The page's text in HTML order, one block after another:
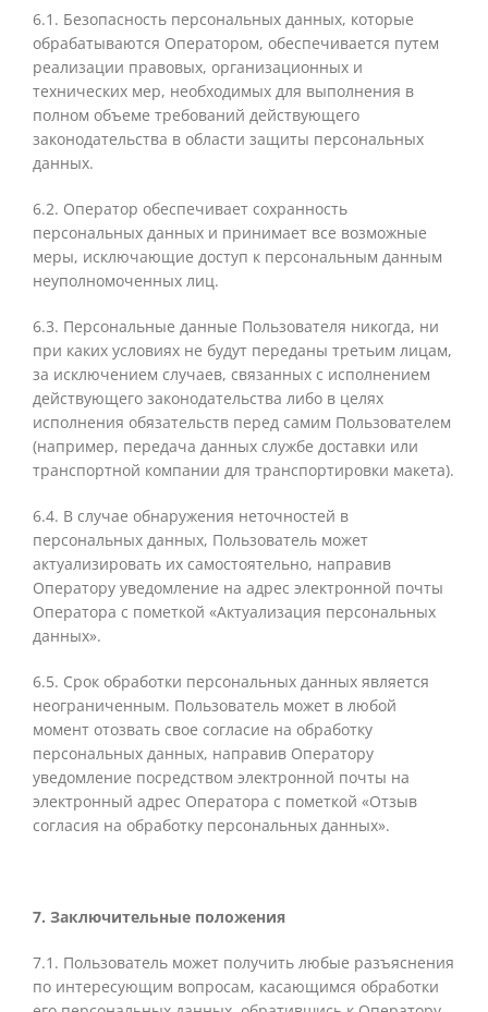
6.1. Безопасность персональных данных, которые
обрабатываются Оператором, обеспечивается путем
реализации правовых, организационных и
технических мер, необходимых для выполнения в
полном объеме требований действующего
законодательства в области защиты персональных
данных.
6.2. Оператор обеспечивает сохранность
персональных данных и принимает все возможные
меры, исключающие доступ к персональным данным
неуполномоченных лиц.
6.3. Персональные данные Пользователя никогда, ни
при каких условиях не будут переданы третьим лицам,
за исключением случаев, связанных с исполнением
действующего законодательства либо в целях
исполнения обязательств перед самим Пользователем
(например, передача данных службе доставки или
транспортной компании для транспортировки макета).
6.4. В случае обнаружения неточностей в
персональных данных, Пользователь может
актуализировать их самостоятельно, направив
Оператору уведомление на адрес электронной почты
Оператора с пометкой «Актуализация персональных
данных».
6.5. Срок обработки персональных данных является
неограниченным. Пользователь может в любой
момент отозвать свое согласие на обработку
персональных данных, направив Оператору
уведомление посредством электронной почты на
электронный адрес Оператора с пометкой «Отзыв
согласия на обработку персональных данных».
7. Заключительные положения
7.1. Пользователь может получить любые разъяснения
по интересующим вопросам, касающимся обработки